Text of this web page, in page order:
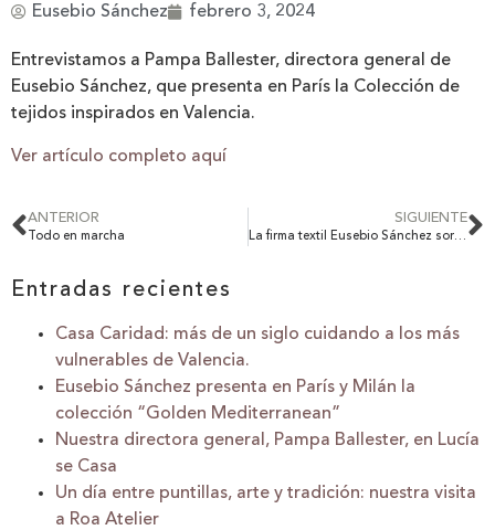
Eusebio Sánchez febrero 3, 2024
Entrevistamos a Pampa Ballester, directora general de
Eusebio Sánchez, que presenta en París la Colección de
tejidos inspirados en Valencia.
Ver artículo completo aquí
ANTERIOR
Todo en marcha
SIGUIENTE
La firma textil Eusebio Sánchez sorprende en París con la Colección ‘Jardín Valenciano’ en homenaje a la ciudad
Entradas recientes
Casa Caridad: más de un siglo cuidando a los más
vulnerables de Valencia.
Eusebio Sánchez presenta en París y Milán la
colección “Golden Mediterranean”
Nuestra directora general, Pampa Ballester, en Lucía
se Casa
Un día entre puntillas, arte y tradición: nuestra visita
a Roa Atelier